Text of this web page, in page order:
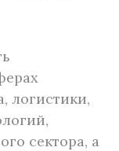
логистики,
сектора, а